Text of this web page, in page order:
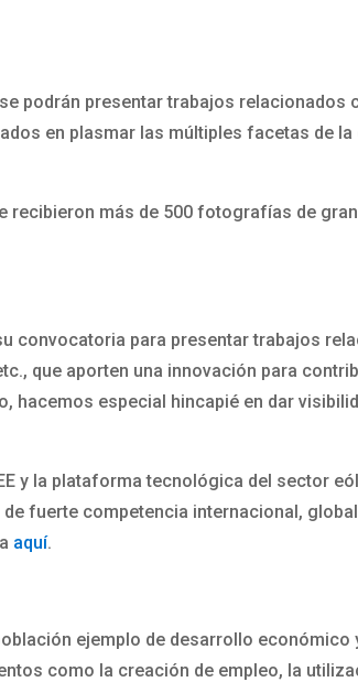
podrán presentar trabajos relacionados
en plasmar las múltiples facetas de
más de 500 fotografías de
convocatoria para presentar trabajos
que aporten una innovación para
hacemos especial hincapié en dar
y la plataforma tecnológica del sector
fuerte competencia internacional,
aquí.
ejemplo de desarrollo
como la creación de empleo, la